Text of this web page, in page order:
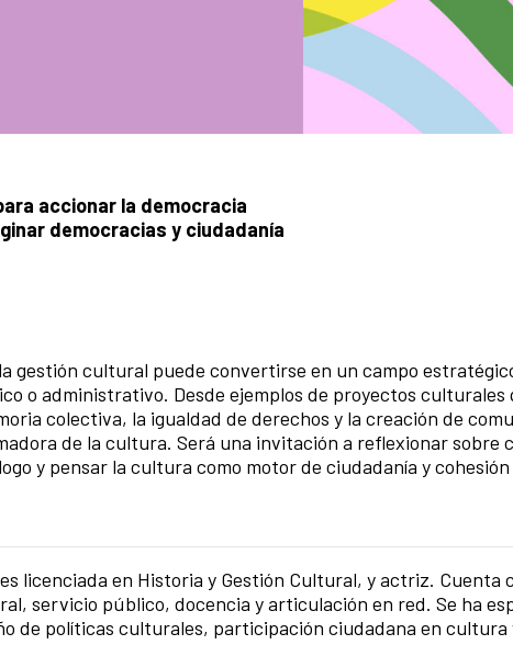
accionar la democracia
democracias y ciudadanía
gestión cultural puede convertirse en un campo
o administrativo. Desde ejemplos de proyectos culturales
colectiva, la igualdad de derechos y la creación de
de la cultura. Será una invitación a reflexionar sobre
y pensar la cultura como motor de ciudadanía y cohesión
es licenciada en Historia y Gestión Cultural, y actriz. Cuenta
servicio público, docencia y articulación en red. Se ha
de políticas culturales, participación ciudadana en cultura